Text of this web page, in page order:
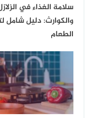
سلامة الغذاء في
والكوارث: دليل شامل
الطعام